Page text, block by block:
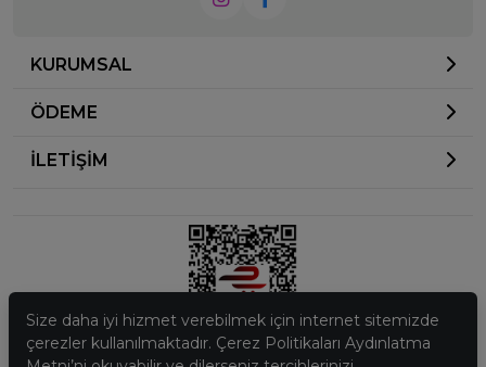
KURUMSAL
ÖDEME
İLETİŞİM
Size daha iyi hizmet verebilmek için internet sitemizde
çerezler kullanılmaktadır. Çerez Politikaları Aydınlatma